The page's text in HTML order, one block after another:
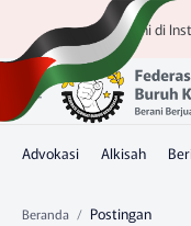
Ikuti kami di
Beranda Postingan